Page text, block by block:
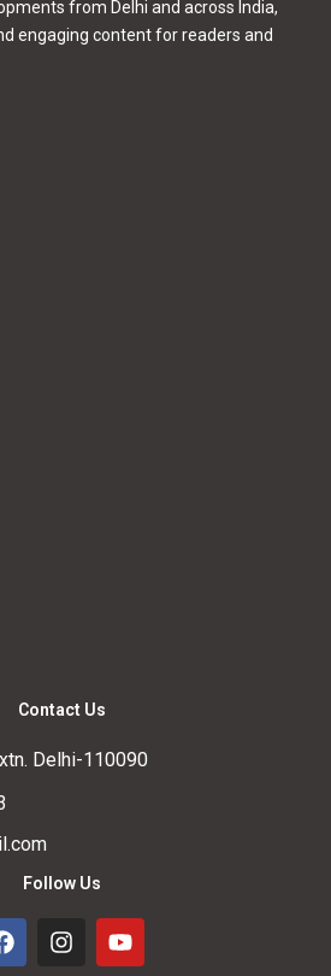
from Delhi and across India,
engaging content for readers and
Contact Us
Delhi-110090
Follow Us
F
a
I
n
Y
o